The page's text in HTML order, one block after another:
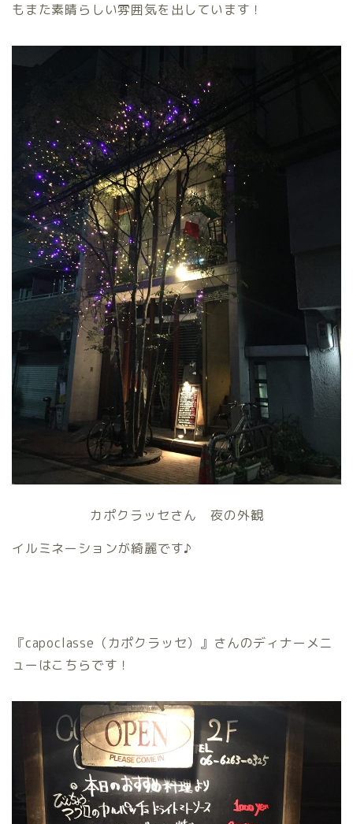
もまた素晴らしい雰囲気を出しています！
カポクラッセさん 夜の外観
イルミネーションが綺麗です♪
『capoclasse（カポクラッセ）』さんのディナーメニ
ューはこちらです！